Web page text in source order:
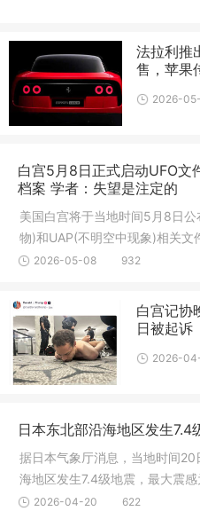
法拉利推
售，苹果
2026-
白宫5月8日正式启动UFO文
档案 学者：失望是注定的
美国白宫将于当地时间5月8日
物)和UAP(不明空中现象)相关
已下令政
2026-05-08 932
白宫记协
日被起诉
2026-
日本东北部沿海地区发生7.4
据日本气象厅消息，当地时间
海地区发生7.4级地震，最大震
日本气象
2026-04-20 622